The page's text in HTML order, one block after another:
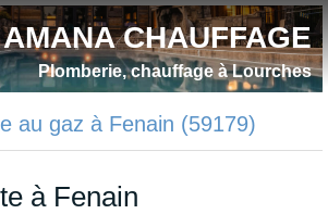
AMANA CHAUFFAGE
Plomberie, chauffage à Lourches
au gaz à Fenain (59179)
à Fenain